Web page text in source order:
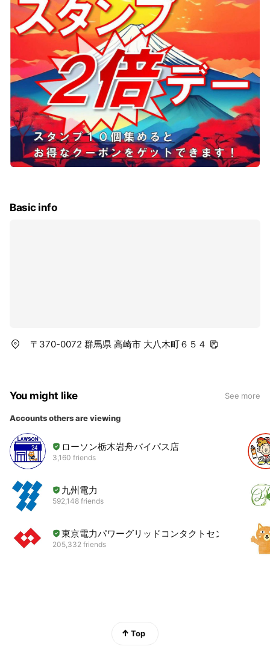
Basic info
〒370-0072 群馬県 高崎市 大八木町６５４
You might like See more
Accounts others are viewing
ローソン栃木岩舟バイパス店
3,160 friends
九州電力
592,148 friends
東京電力パワーグリッドコンタクトセンター
205,332 friends
Top